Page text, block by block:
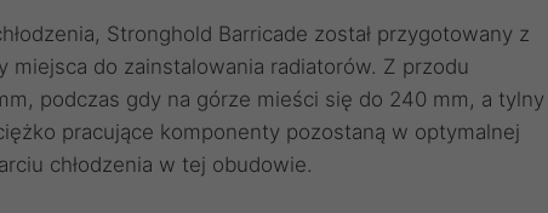
Stronghold Barricade został przygotowany z
miejsca do zainstalowania radiatorów. Z przodu
podczas gdy na górze mieści się do 240 mm, a tylny
pracujące komponenty pozostaną w optymalnej
chłodzenia w tej obudowie.